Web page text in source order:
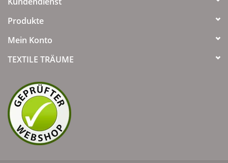
Produkte
Mein Konto
TEXTILE TRÄUME